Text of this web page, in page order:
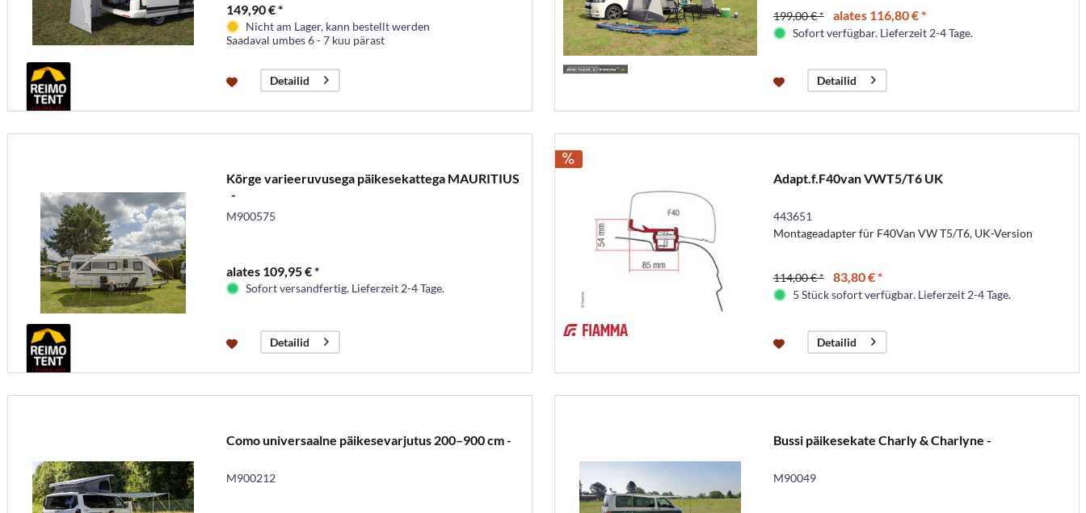
149,90 € *
Nicht am Lager, kann bestellt werden
Saadaval umbes 6 - 7 kuu pärast
Detailid
199,00 € * alates 116,80 € *
Sofort verfügbar. Lieferzeit 2-4 Tage.
Detailid
Kõrge varieeruvusega päikesekattega MAURITIUS
-
M900575
alates 109,95 € *
Sofort versandfertig. Lieferzeit 2-4 Tage.
Detailid
Adapt.f.F40van VWT5/T6 UK
443651
Montageadapter für F40Van VW T5/T6, UK-Version
114,00 € * 83,80 € *
5 Stück sofort verfügbar. Lieferzeit 2-4 Tage.
Detailid
Como universaalne päikesevarjutus 200–900 cm -
M900212
Bussi päikesekate Charly & Charlyne -
M90049